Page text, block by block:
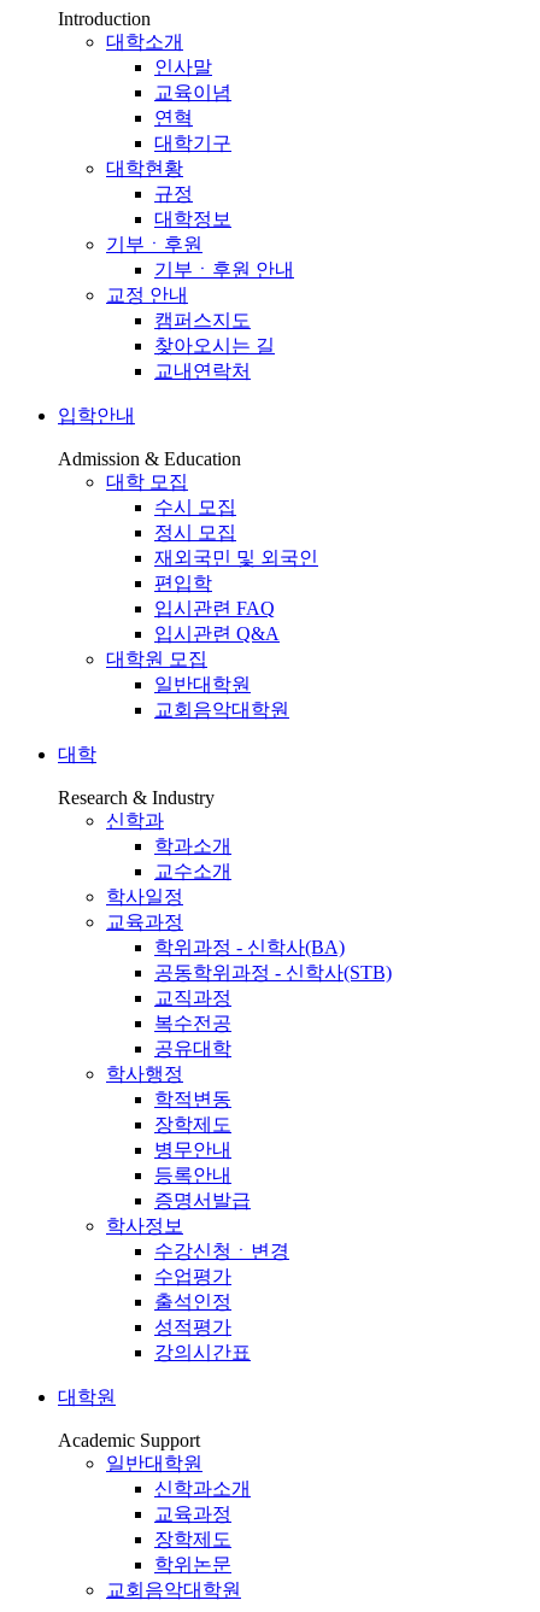
Introduction
대학소개
인사말
교육이념
연혁
대학기구
대학현황
규정
대학정보
기부ㆍ후원
기부ㆍ후원 안내
교정 안내
캠퍼스지도
찾아오시는 길
교내연락처
입학안내
Admission & Education
대학 모집
수시 모집
정시 모집
재외국민 및 외국인
편입학
입시관련 FAQ
입시관련 Q&A
대학원 모집
일반대학원
교회음악대학원
대학
Research & Industry
신학과
학과소개
교수소개
학사일정
교육과정
학위과정 - 신학사(BA)
공동학위과정 - 신학사(STB)
교직과정
복수전공
공유대학
학사행정
학적변동
장학제도
병무안내
등록안내
증명서발급
학사정보
수강신청ㆍ변경
수업평가
출석인정
성적평가
강의시간표
대학원
Academic Support
일반대학원
신학과소개
교육과정
장학제도
학위논문
교회음악대학원